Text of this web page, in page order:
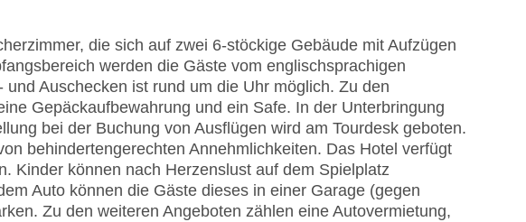
die sich auf zwei 6-stöckige Gebäude mit Aufzügen
werden die Gäste vom englischsprachigen
Auschecken ist rund um die Uhr möglich. Zu den
Gepäckaufbewahrung und ein Safe. In der Unterbringung
bei der Buchung von Ausflügen wird am Tourdesk geboten.
behindertengerechten Annehmlichkeiten. Das Hotel verfügt
Kinder können nach Herzenslust auf dem Spielplatz
Auto können die Gäste dieses in einer Garage (gegen
Zu den weiteren Angeboten zählen eine Autovermietung,